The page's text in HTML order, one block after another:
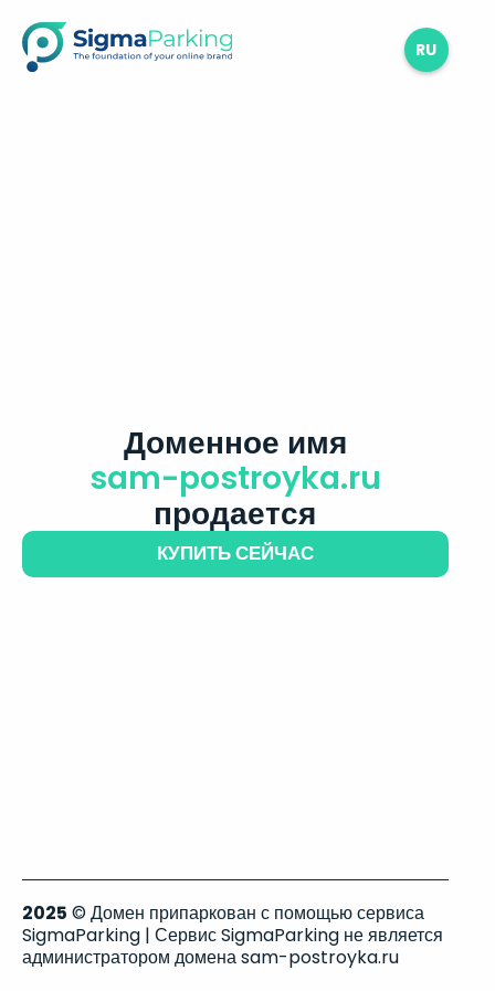
RU
Доменное имя
sam-postroyka.ru
продается
КУПИТЬ СЕЙЧАС
2025 © Домен припаркован с помощью сервиса
SigmaParking | Сервис SigmaParking не является
администратором домена sam-postroyka.ru